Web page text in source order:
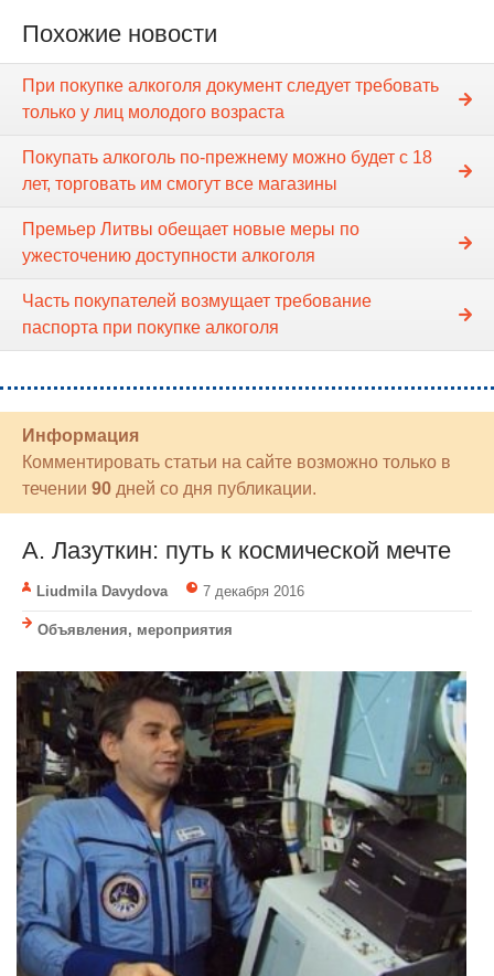
Похожие новости
При покупке алкоголя документ следует требовать
только у лиц молодого возраста
Покупать алкоголь по-прежнему можно будет с 18
лет, торговать им смогут все магазины
Премьер Литвы обещает новые меры по
ужесточению доступности алкоголя
Часть покупателей возмущает требование
паспорта при покупке алкоголя
Информация
Комментировать статьи на сайте возможно только в
течении 90 дней со дня публикации.
А. Лазуткин: путь к космической мечте
Liudmila Davydova 7 декабря 2016
Объявления, мероприятия